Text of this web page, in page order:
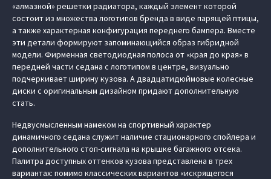
«алмазной» решетки радиатора, каждый элемент которой
состоит из множества логотипов бренда в виде парящей птицы,
а также характерная конфигурация переднего бампера. Вместе
эти детали формируют запоминающийся образ гибридной
модели. Фирменная светодиодная полоса от «края до края» в
передней части седана с логотипом в центре, визуально
подчеркивает ширину кузова. А двадцатидюймовые колесные
диски с оригинальным дизайном придают дополнительную
стать.
Недвусмысленным намеком на спортивный характер
динамичного седана служит наличие стационарного спойлера и
дополнительного стоп-сигнала на крышке багажного отсека.
Палитра доступных оттенков кузова представлена в трех
вариантах: помимо классических вариантов «искрящегося